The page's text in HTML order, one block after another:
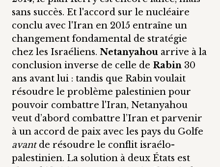
sans succès. Et l'accord sur le nucléaire
conclu avec l'Iran en 2015 entraîne un
changement fondamental de stratégie
chez les Israéliens. Netanyahou arrive à la
conclusion inverse de celle de Rabin 30
ans avant lui : tandis que Rabin voulait
résoudre le problème palestinien pour
pouvoir combattre l'Iran, Netanyahou
veut d’abord combattre l’Iran et parvenir
à un accord de paix avec les pays du Golfe
avantde résoudre le conflit israélo-
palestinien. La solution à deux États est